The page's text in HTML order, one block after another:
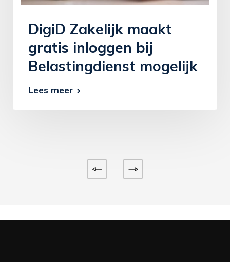
DigiD Zakelijk maakt
gratis inloggen bij
Belastingdienst mogelijk
Lees meer